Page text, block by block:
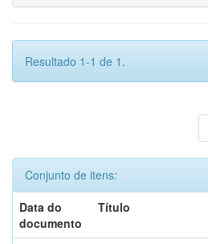
Resultado 1-1 de 1.
Conjunto de itens:
Data do
documento
Título